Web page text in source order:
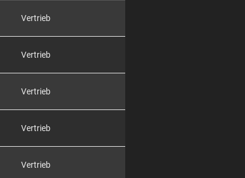
Vertrieb
Vertrieb
Vertrieb
Vertrieb
Vertrieb